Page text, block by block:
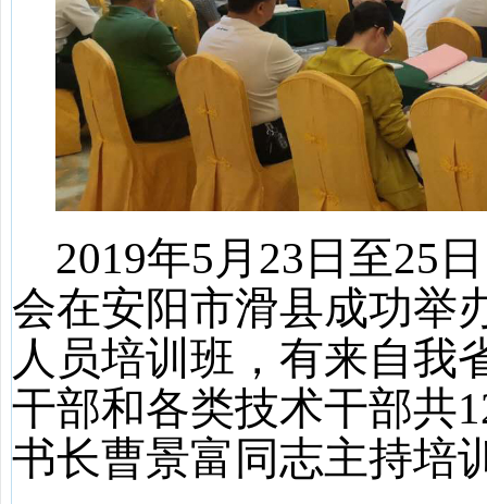
2019年5月 23 日至25
会在安阳市滑县成功举
人员培训班，有来自我
干部和各类技术干部共
书长曹景富同志主持培